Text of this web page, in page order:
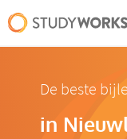
De beste
in